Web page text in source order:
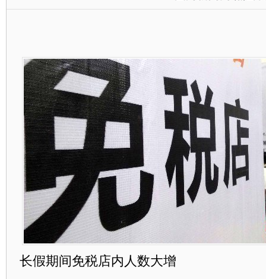
长假期间免税店内人数大增